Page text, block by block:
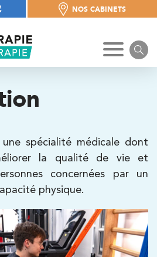
NOS CABINETS
NOS CABINETS
spécialité médicale dont
la qualité de vie et
concernées par un
physique.